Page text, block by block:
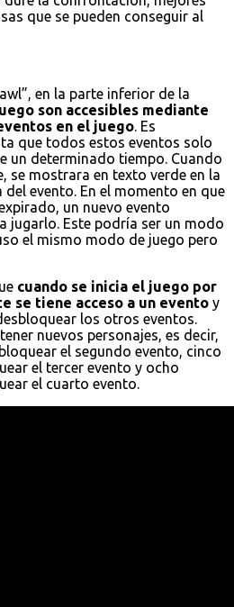
que se pueden conseguir al
en la parte inferior de la
son accesibles mediante
en el juego. Es
que todos estos eventos solo
un determinado tiempo. Cuando
se mostrara en texto verde en la
evento. En el momento en que
un nuevo evento
jugarlo. Este podría ser un modo
el mismo modo de juego pero
cuando se inicia el juego por
se tiene acceso a un evento y
los otros eventos.
nuevos personajes, es decir,
el segundo evento, cinco
el tercer evento y ocho
el cuarto evento.